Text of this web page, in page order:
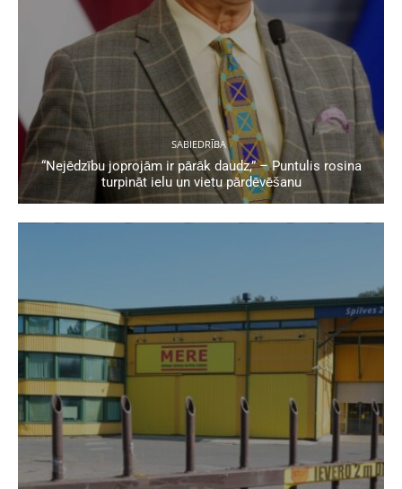
SABIEDRĪBA
“Nejēdzību joprojām ir pārāk daudz,” – Puntulis rosina
turpināt ielu un vietu pārdēvēšanu